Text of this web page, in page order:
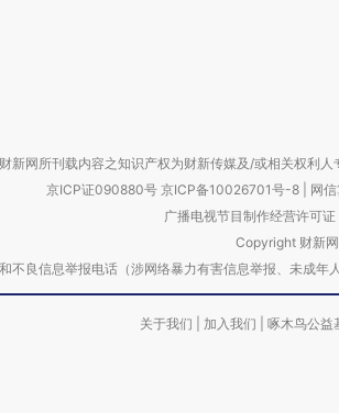
财新网所刊载内容之知识产权为财新传媒及/或相关权利
京ICP证090880号 京ICP备10026701号-8 网
广播电视节目制作经营许可
Copyright 财新
不良信息举报电话（涉网络暴力有害信息举报、未
关于我们 加入我们 啄木鸟公益